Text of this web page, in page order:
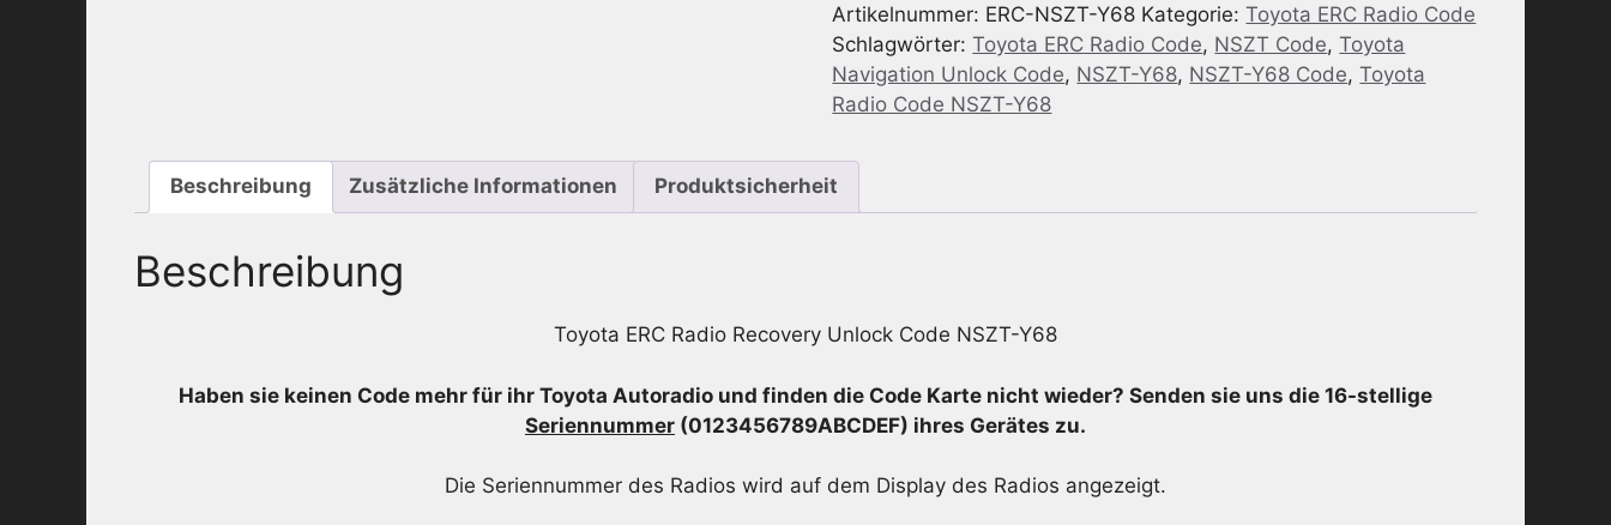
Unlock
Code
NSZT-
Y68
Artikelnummer: ERC-NSZT-Y68 Kategorie:Toyota ERC Radio Code
Schlagwörter:Toyota ERC Radio Code, NSZT Code,Toyota
Navigation Unlock Code, NSZT-Y68, NSZT-Y68 Code,Toyota
Radio Code NSZT-Y68
Beschreibung Zusätzliche Informationen Produktsicherheit
Beschreibung
Toyota ERC Radio Recovery Unlock Code NSZT-Y68
Haben sie keinen Code mehr für ihr Toyota Autoradio und finden die Code Karte nicht wieder? Senden sie uns die 16-stellige
Seriennummer (0123456789ABCDEF) ihres Gerätes zu.
Die Seriennummer des Radios wird auf dem Display des Radios angezeigt.